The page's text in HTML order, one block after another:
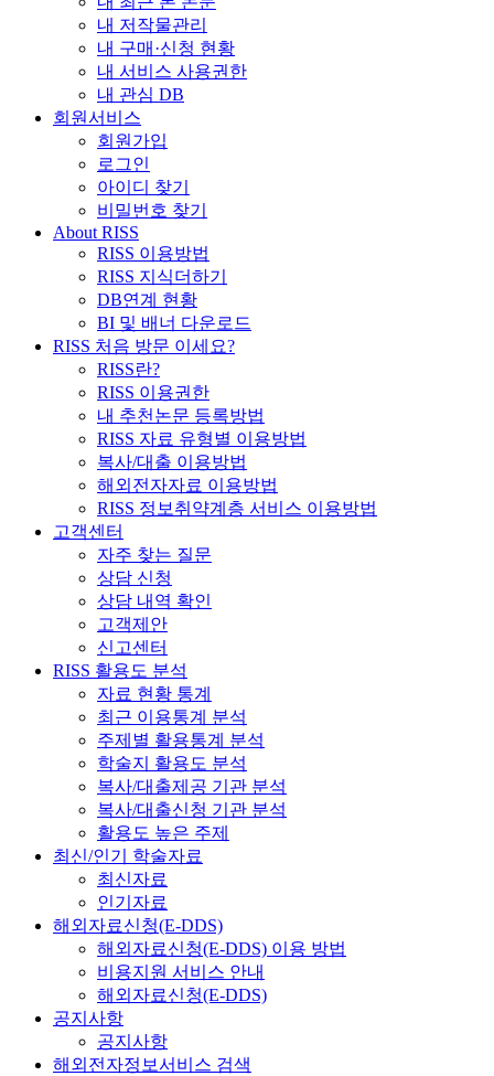
내 저작물관리
내 구매·신청 현황
내 서비스 사용권한
내 관심 DB
회원서비스
회원가입
로그인
아이디 찾기
비밀번호 찾기
About RISS
RISS 이용방법
RISS 지식더하기
DB연계 현황
BI 및 배너 다운로드
RISS 처음 방문 이세요?
RISS란?
RISS 이용권한
내 추천논문 등록방법
RISS 자료 유형별 이용방법
복사/대출 이용방법
해외전자자료 이용방법
RISS 정보취약계층 서비스 이용방법
고객센터
자주 찾는 질문
상담 신청
상담 내역 확인
고객제안
신고센터
RISS 활용도 분석
자료 현황 통계
최근 이용통계 분석
주제별 활용통계 분석
학술지 활용도 분석
복사/대출제공 기관 분석
복사/대출신청 기관 분석
활용도 높은 주제
최신/인기 학술자료
최신자료
인기자료
해외자료신청(E-DDS)
해외자료신청(E-DDS) 이용 방법
비용지원 서비스 안내
해외자료신청(E-DDS)
공지사항
공지사항
해외전자정보서비스 검색